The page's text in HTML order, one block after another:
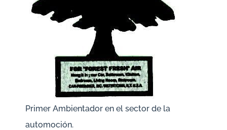
Primer Ambientador en el sector de la
automoción.